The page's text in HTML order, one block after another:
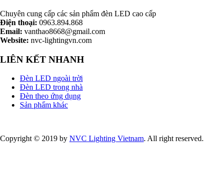
Chuyên cung cấp các sản phẩm đèn LED cao cấp
Điện thoại: 0963.894.868
Email: vanthao8668@gmail.com
Website: nvc-lightingvn.com
LIÊN KẾT NHANH
Đèn LED ngoài trời
Đèn LED trong nhà
Đèn theo ứng dụng
Sản phẩm khác
Copyright © 2019 by NVC Lighting Vietnam. All right reserved.